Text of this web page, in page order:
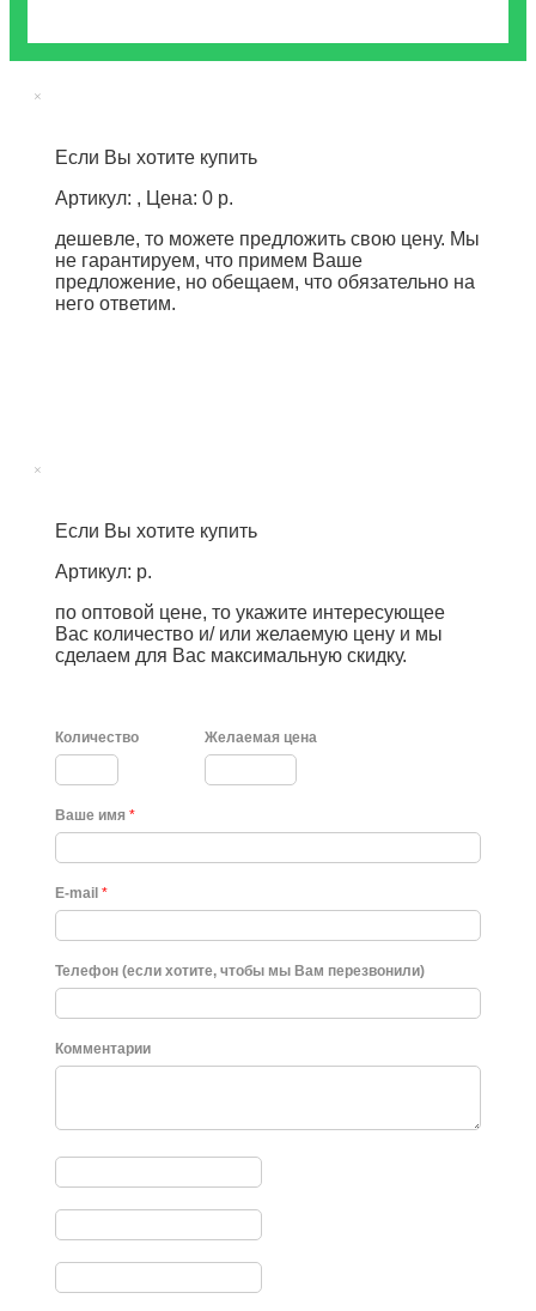
×
Если Вы хотите купить
Артикул: , Цена: 0 р.
дешевле, то можете предложить свою цену. Мы
не гарантируем, что примем Ваше
предложение, но обещаем, что обязательно на
него ответим.
×
Если Вы хотите купить
Артикул: р.
по оптовой цене, то укажите интересующее
Вас количество и/ или желаемую цену и мы
сделаем для Вас максимальную скидку.
Количество Желаемая цена
Ваше имя *
E-mail *
Телефон (если хотите, чтобы мы Вам перезвонили)
Комментарии